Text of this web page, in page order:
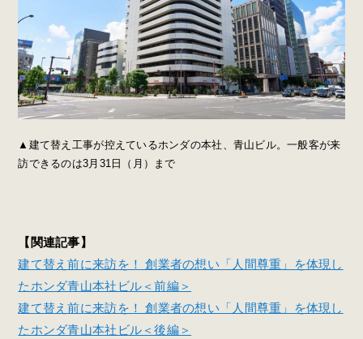
▲建て替え工事が控えているホンダの本社、青山ビル。一般客が来
訪できるのは3月31日（月）まで
【関連記事】
建て替え前に来訪を！ 創業者の想い「人間尊重」を体現し
たホンダ青山本社ビル＜前編＞
建て替え前に来訪を！ 創業者の想い「人間尊重」を体現し
たホンダ青山本社ビル＜後編＞